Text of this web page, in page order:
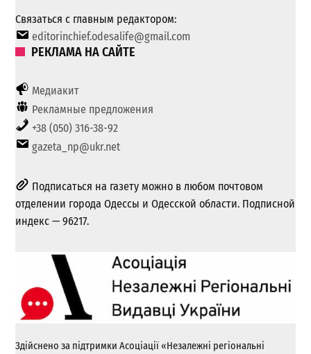
Связаться с главным редактором:
editorinchief.odesalife@gmail.com
РЕКЛАМА НА САЙТЕ
Медиакит
Рекламные предложения
+38 (050) 316-38-92
gazeta_np@ukr.net
Подписаться на газету можно в любом почтовом
отделении города Одессы и Одесской области. Подписной
индекс — 96217.
Здійснено за підтримки Асоціації «Незалежні регіональні